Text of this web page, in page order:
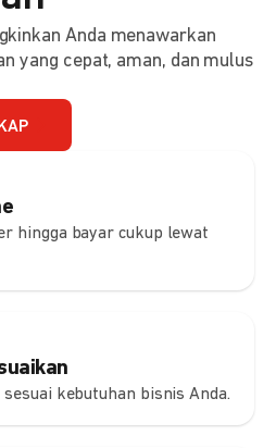
hingga bayar cukup lewat
kebutuhan bisnis Anda.
Anda menawarkan
yang cepat, aman, dan mulus